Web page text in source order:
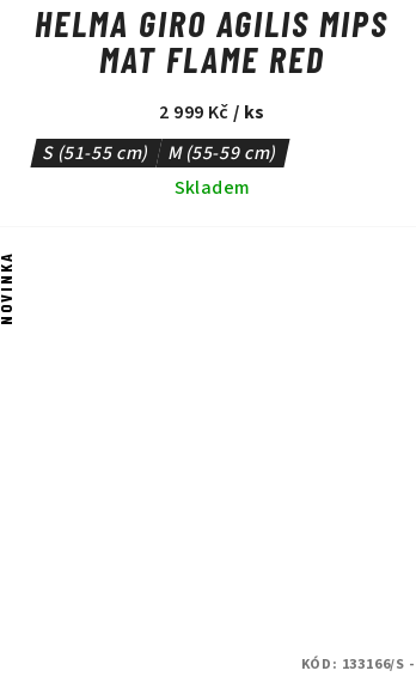
HELMA GIRO AGILIS MIPS
MAT FLAME RED
2 999 Kč/ ks
S (51-55 cm)
M (55-59 cm)
Skladem
NOVINKA
KÓD: 133166/S -